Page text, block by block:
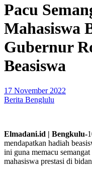
Pacu
Mahasiswa
Gubernur
Beasiswa
17 November 2022
Berita Benglulu
Elmadani.id | Bengkulu-
mendapatkan hadiah
ini guna memacu
mahasiswa prestasi di